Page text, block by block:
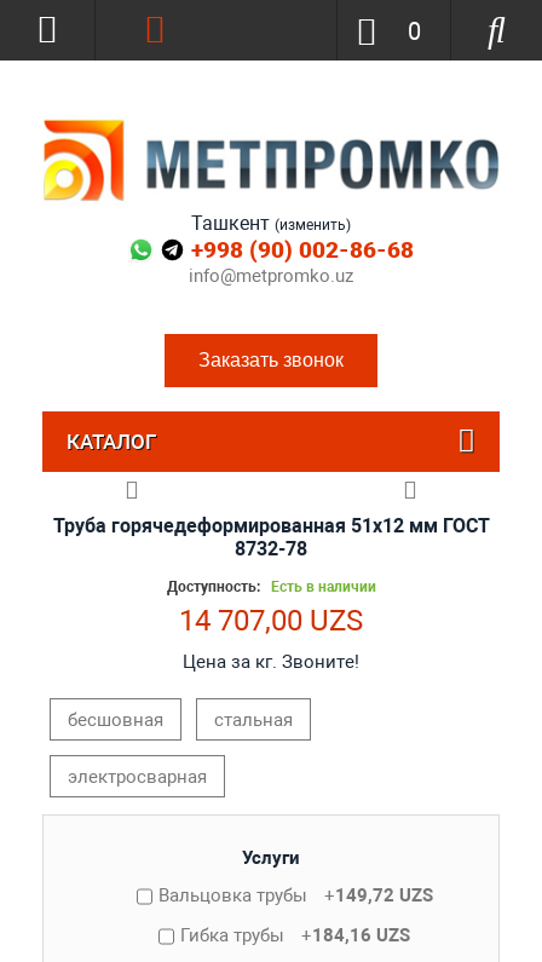
Ташкент (изменить)
+998 (90) 002-86-68
info@metpromko.uz
Заказать звонок
0
КАТАЛОГ
Труба горячедеформированная 51х12 мм ГОСТ
8732-78
Доступность: Есть в наличии
14 707,00 UZS
Цена за кг. Звоните!
бесшовная стальная
электросварная
Услуги
Вальцовка трубы
+149,72 UZS
Гибка трубы
+184,16 UZS